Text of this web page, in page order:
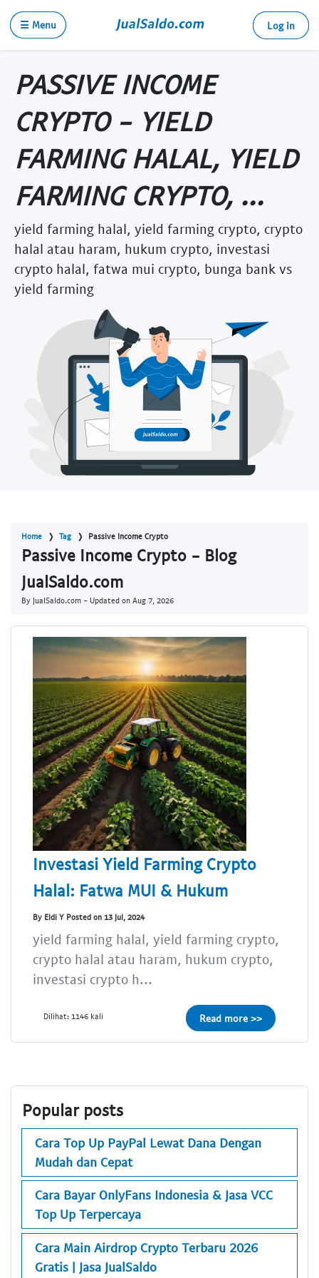
☰ Menu Log in
PASSIVE INCOME
CRYPTO - YIELD
FARMING HALAL, YIELD
FARMING CRYPTO, ...
yield farming halal, yield farming crypto, crypto
halal atau haram, hukum crypto, investasi
crypto halal, fatwa mui crypto, bunga bank vs
yield farming
Home Tag Passive Income Crypto
Passive Income Crypto - Blog
JualSaldo.com
By JualSaldo.com - Updated on Aug 7, 2026
Investasi Yield Farming Crypto
Halal: Fatwa MUI & Hukum
By Eldi Y Posted on 13 Jul, 2024
yield farming halal, yield farming crypto,
crypto halal atau haram, hukum crypto,
investasi crypto h...
Dilihat: 1146 kali Read more >>
Popular posts
Cara Top Up PayPal Lewat Dana Dengan
Mudah dan Cepat
Cara Bayar OnlyFans Indonesia & Jasa VCC
Top Up Terpercaya
Cara Main Airdrop Crypto Terbaru 2026
Gratis | Jasa JualSaldo